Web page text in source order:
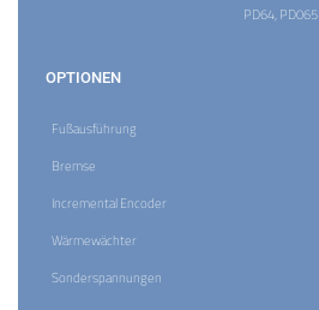
PD64, PD065
OPTIONEN
Fußausführung
Bremse
Incremental Encoder
Wärmewächter
Sonderspannungen